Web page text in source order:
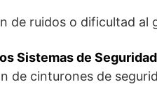
de ruidos o dificultad al
Sistemas de Seguridad
de cinturones de